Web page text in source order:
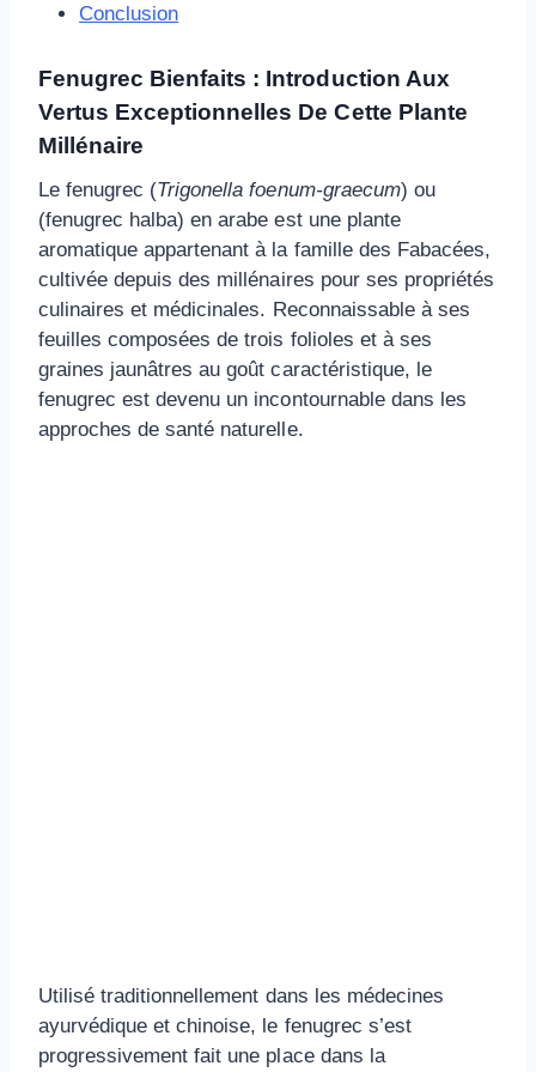
Conclusion
Fenugrec Bienfaits : Introduction Aux
Vertus Exceptionnelles De Cette Plante
Millénaire
Le fenugrec (Trigonella foenum-graecum) ou
(fenugrec halba) en arabe est une plante
aromatique appartenant à la famille des Fabacées,
cultivée depuis des millénaires pour ses propriétés
culinaires et médicinales. Reconnaissable à ses
feuilles composées de trois folioles et à ses
graines jaunâtres au goût caractéristique, le
fenugrec est devenu un incontournable dans les
approches de santé naturelle.
Utilisé traditionnellement dans les médecines
ayurvédique et chinoise, le fenugrec s’est
progressivement fait une place dans la